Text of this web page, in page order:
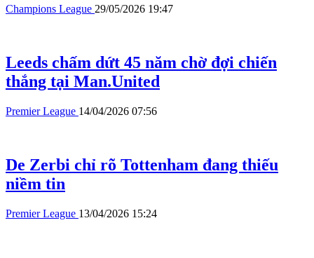
Champions League 29/05/2026 19:47
Leeds chấm dứt 45 năm chờ đợi chiến
thắng tại Man.United
Premier League 14/04/2026 07:56
De Zerbi chỉ rõ Tottenham đang thiếu
niềm tin
Premier League 13/04/2026 15:24